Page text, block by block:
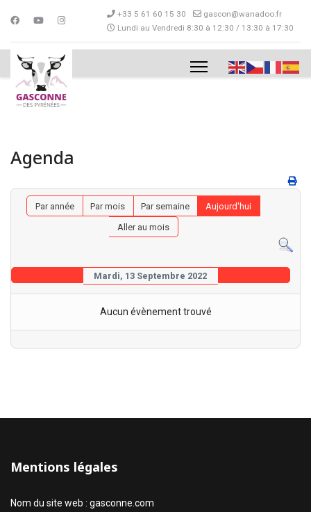
+33 5 61 60 15 30
gascon@wanadoo.fr
Lundi au Vendredi 8:30 à 12:30 / 13:30 à 17:30
Agenda
Par année Par mois Par semaine
Aujourd'hui
Aller au mois
Mardi, 13 Septembre 2022
Aucun évènement trouvé
Mentions légales
Nom du site web : gasconne.com